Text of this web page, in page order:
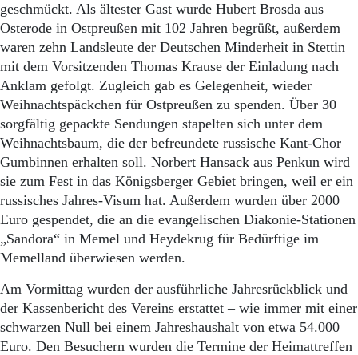
geschmückt. Als ältester Gast wurde Hubert Brosda aus
Osterode in Ostpreußen mit 102 Jahren begrüßt, außerdem
waren zehn Landsleute der Deutschen Minderheit in Stettin
mit dem Vorsitzenden Thomas Krause der Einladung nach
Anklam gefolgt. Zugleich gab es Gelegenheit, wieder
Weihnachtspäckchen für Ostpreußen zu spenden. Über 30
sorgfältig gepackte Sendungen stapelten sich unter dem
Weihnachtsbaum, die der befreundete russische Kant-Chor
Gumbinnen erhalten soll. Norbert Hansack aus Penkun wird
sie zum Fest in das Königsberger Gebiet bringen, weil er ein
russisches Jahres-Visum hat. Außerdem wurden über 2000
Euro gespendet, die an die evangelischen Diakonie-Stationen
„Sandora“ in Memel und Heydekrug für Bedürftige im
Memelland überwiesen werden.
Am Vormittag wurden der ausführliche Jahresrückblick und
der Kassenbericht des Vereins erstattet – wie immer mit einer
schwarzen Null bei einem Jahreshaushalt von etwa 54.000
Euro. Den Besuchern wurden die Termine der Heimattreffen